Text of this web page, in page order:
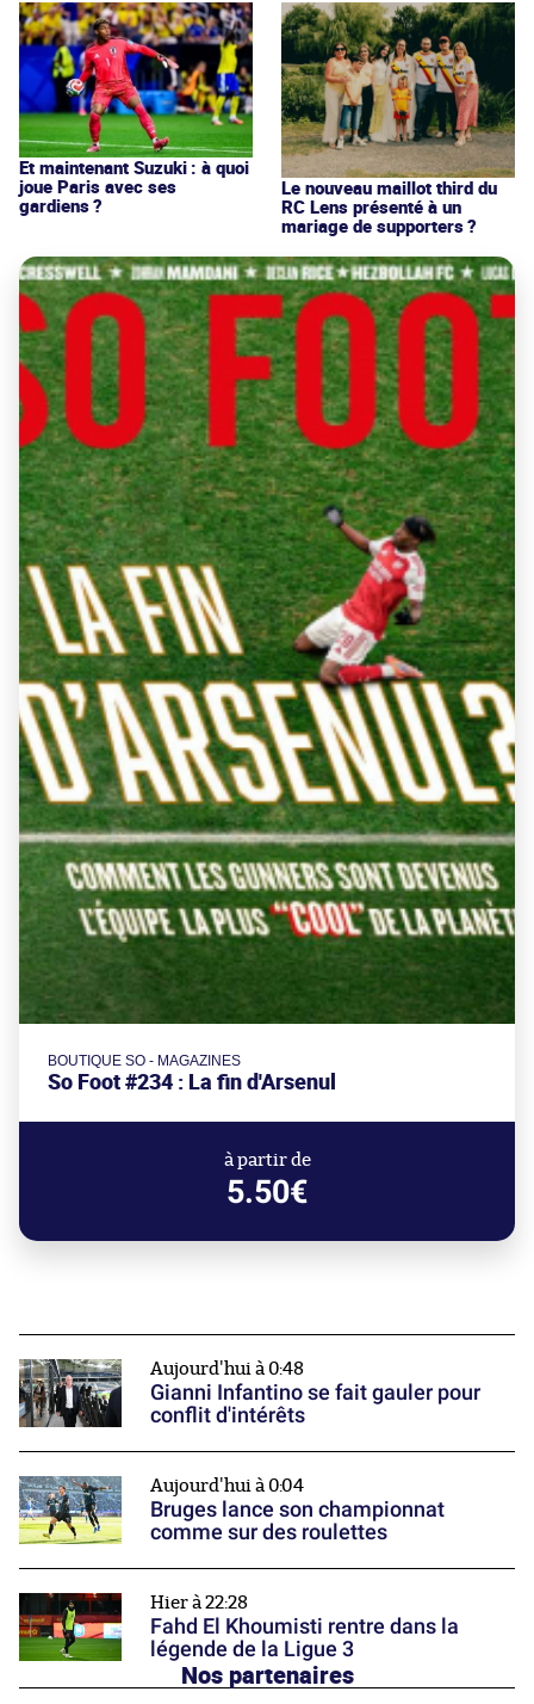
Et maintenant Suzuki : à quoi
joue Paris avec ses
gardiens ?
Le nouveau maillot third du
RC Lens présenté à un
mariage de supporters ?
BOUTIQUE SO - MAGAZINES
So Foot #234 : La fin d'Arsenul
à partir de
5.50€
Aujourd'hui à 0:48
Gianni Infantino se fait gauler pour
conflit d'intérêts
Aujourd'hui à 0:04
Bruges lance son championnat
comme sur des roulettes
Hier à 22:28
Fahd El Khoumisti rentre dans la
légende de la Ligue 3
Nos partenaires